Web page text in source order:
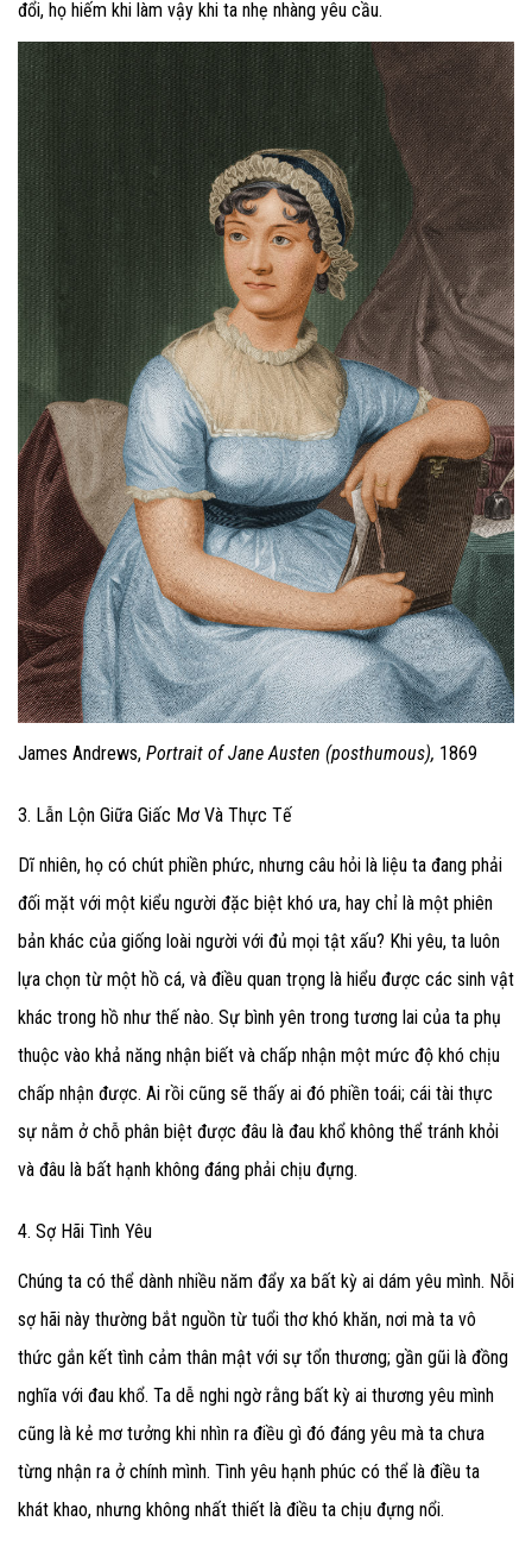
đổi, họ hiếm khi làm vậy khi ta nhẹ nhàng yêu cầu.
James Andrews, Portrait of Jane Austen (posthumous), 1869
3. Lẫn Lộn Giữa Giấc Mơ Và Thực Tế
Dĩ nhiên, họ có chút phiền phức, nhưng câu hỏi là liệu ta đang phải
đối mặt với một kiểu người đặc biệt khó ưa, hay chỉ là một phiên
bản khác của giống loài người với đủ mọi tật xấu? Khi yêu, ta luôn
lựa chọn từ một hồ cá, và điều quan trọng là hiểu được các sinh vật
khác trong hồ như thế nào. Sự bình yên trong tương lai của ta phụ
thuộc vào khả năng nhận biết và chấp nhận một mức độ khó chịu
chấp nhận được. Ai rồi cũng sẽ thấy ai đó phiền toái; cái tài thực
sự nằm ở chỗ phân biệt được đâu là đau khổ không thể tránh khỏi
và đâu là bất hạnh không đáng phải chịu đựng.
4. Sợ Hãi Tình Yêu
Chúng ta có thể dành nhiều năm đẩy xa bất kỳ ai dám yêu mình. Nỗi
sợ hãi này thường bắt nguồn từ tuổi thơ khó khăn, nơi mà ta vô
thức gắn kết tình cảm thân mật với sự tổn thương; gần gũi là đồng
nghĩa với đau khổ. Ta dễ nghi ngờ rằng bất kỳ ai thương yêu mình
cũng là kẻ mơ tưởng khi nhìn ra điều gì đó đáng yêu mà ta chưa
từng nhận ra ở chính mình. Tình yêu hạnh phúc có thể là điều ta
khát khao, nhưng không nhất thiết là điều ta chịu đựng nổi.